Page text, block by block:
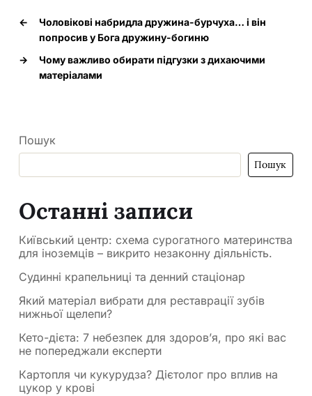
←
Чоловікові набридла дружина-бурчуха… і він
попросив у Бога дружину-богиню
→
Чому важливо обирати підгузки з дихаючими
матеріалами
Пошук
Пошук
Останні записи
Київський центр: схема сурогатного материнства
для іноземців – викрито незаконну діяльність.
Судинні крапельниці та денний стаціонар
Який матеріал вибрати для реставрації зубів
нижньої щелепи?
Кето-дієта: 7 небезпек для здоров’я, про які вас
не попереджали експерти
Картопля чи кукурудза? Дієтолог про вплив на
цукор у крові